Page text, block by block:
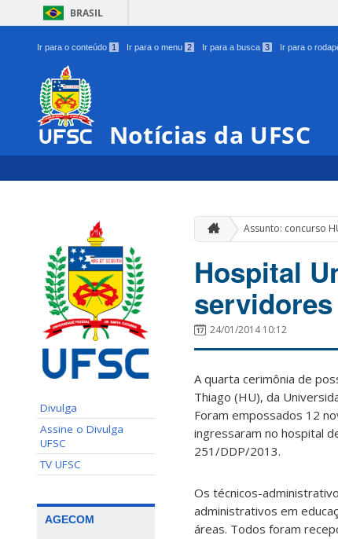
BRASIL
Ir para o conteúdo 1 Ir para o menu 2 Ir para a busca 3 Ir para o
Notícias da UFSC
Divulga
Assine o Divulga
UFSC
TV UFSC
AGECOM
Assunto: concurso
Hospital
24/01/2014 10:12
A quarta cerimônia de
Thiago (HU), da
Foram empossados 12
ingressaram no hospital
251/DDP/2013.
Os técnicos-
administrativos em
áreas. Todos foram